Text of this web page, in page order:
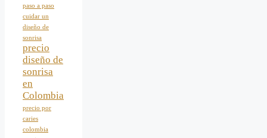
paso a paso
cuidar un
diseño de
sonrisa
precio
diseño de
sonrisa
en
Colombia
precio por
caries
colombia